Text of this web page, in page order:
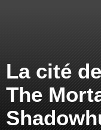
La cité
The